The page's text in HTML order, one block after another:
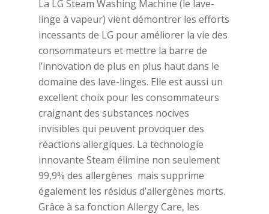
La LG Steam Washing Machine (le lave-
linge à vapeur) vient démontrer les efforts
incessants de LG pour améliorer la vie des
consommateurs et mettre la barre de
l’innovation de plus en plus haut dans le
domaine des lave-linges. Elle est aussi un
excellent choix pour les consommateurs
craignant des substances nocives
invisibles qui peuvent provoquer des
réactions allergiques. La technologie
innovante Steam élimine non seulement
99,9% des allergènes mais supprime
également les résidus d’allergènes morts.
Grâce à sa fonction Allergy Care, les